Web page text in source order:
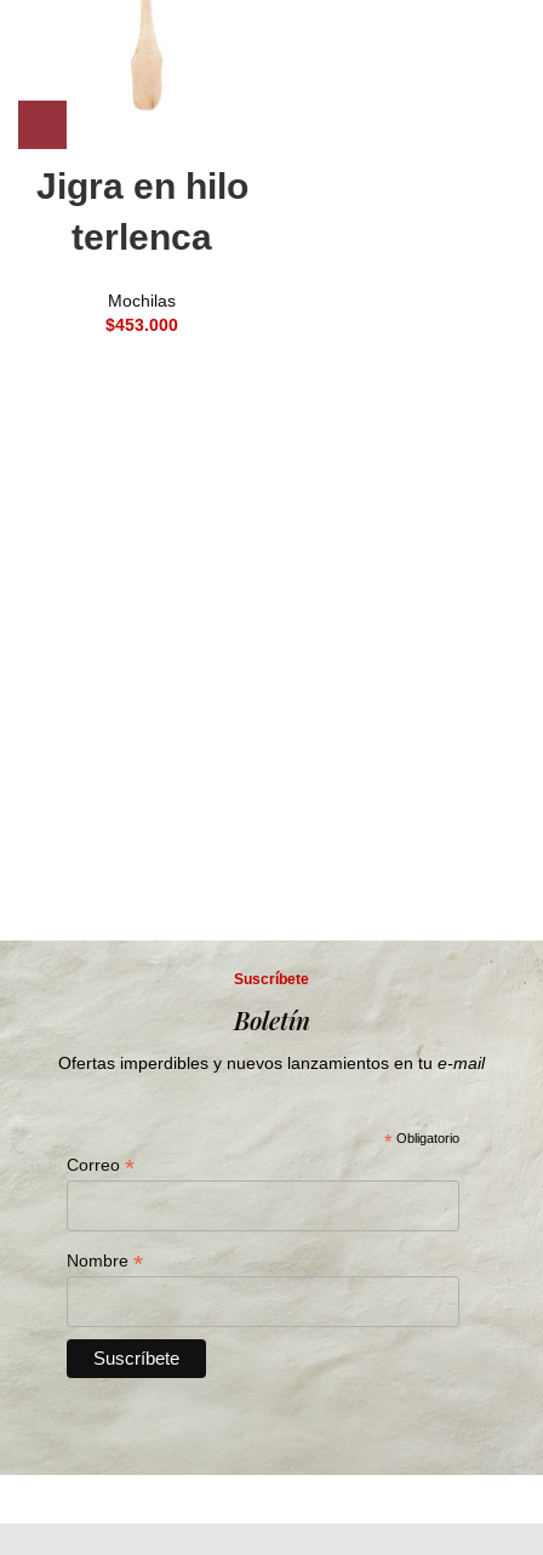
Jigra en hilo
terlenca
Mochilas
$
Suscríbete
Boletín
Ofertas imperdibles y nuevos lanzamientos en tu e-mail
* Obligatorio
Correo*
Nombre*